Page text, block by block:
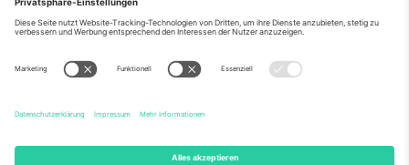
Av Chapultepec 360, Roma
Norte, Cuauhtémoc, 06700
Ciudad de México, CDMX,
Mexico
Die juristische Person des Plattformanbieters kann je nach
Informationen finden Sie auf der jeweiligen Veranstaltungsseite, im